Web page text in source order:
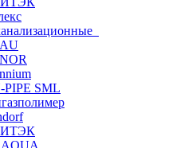
PIPE SML
AQUA